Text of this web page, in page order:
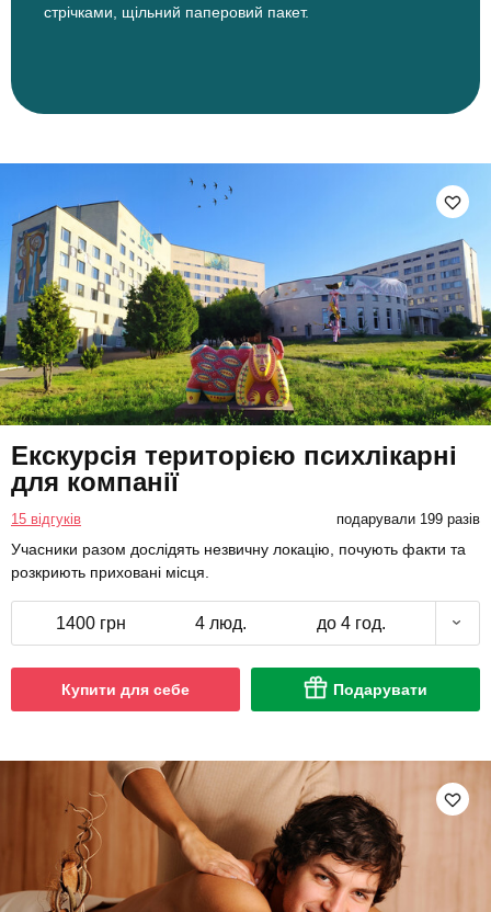
стрічками, щільний паперовий пакет.
Екскурсія територією психлікарні
для компанії
15 відгуків подарували 199 разів
Учасники разом дослідять незвичну локацію, почують факти та
розкриють приховані місця.
1400 грн 4 люд. до 4 год.
Купити для себе Подарувати